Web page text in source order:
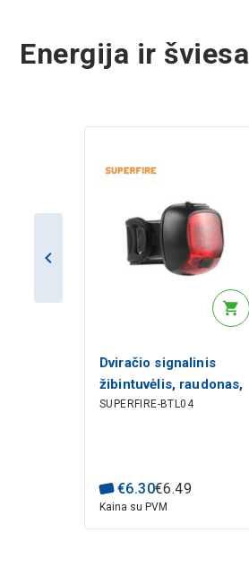
Energija ir
Dviračio signalinis
žibintuvėlis, raudonas,
įkraunamas micro USB,
SUPERFIRE-BTL04
€6.30€6.49
Kaina su PVM